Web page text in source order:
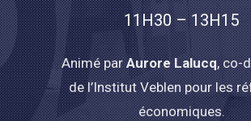
11H30 – 13H15
Animé parAurore Lalucq, co-
de l’Institut Veblen pour les
économiques.